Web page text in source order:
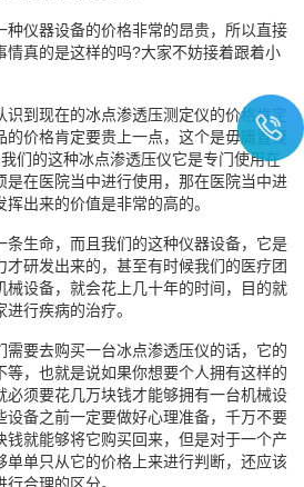
仪器设备的价格非常的昂贵，所以直接
情真的是这样的吗?大家不妨接着跟着小
到现在的冰点渗透压测定仪的价格肯定
价格肯定要贵上一点，这个是毋庸置疑
们的这种冰点渗透压仪它是专门使用在
是在医院当中进行使用，那在医院当中进
出来的价值是非常的高的。
生命，而且我们的这种仪器设备，它是
才研发出来的，甚至有时候我们的医疗团
械设备，就会花上几十年的时间，目的就
行疾病的治疗。
要去购买一台冰点渗透压仪的话，它的
等，也就是说如果你想要个人拥有这样的
必须要花几万块钱才能够拥有一台机械设
设备之前一定要做好心理准备，千万不要
钱就能够将它购买回来，但是对于一个产
单单只从它的价格上来进行判断，还应该